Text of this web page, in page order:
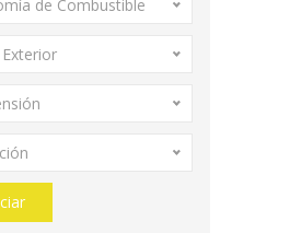
de Combustible